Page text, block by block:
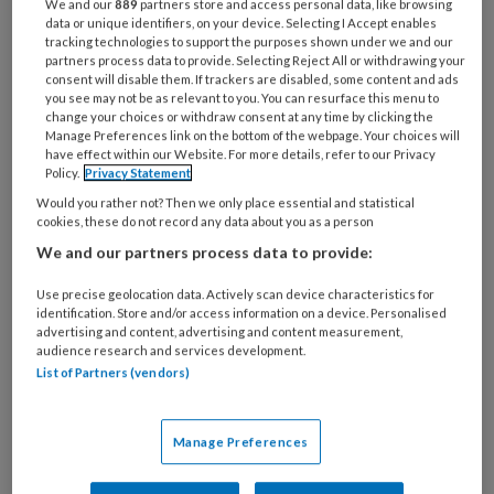
Ernstige parodontitis kan wijzen
op beginnende nierschade
verband gevonden tussen ernstige parodontitis,
een verminderde nierfunctie en albuminurie (te
veel van het eiwit albumine in de urine). Het
We and our889 partners store and access personal data, like browsing
data or unique identifiers, on your device. Selecting I Accept enables
tracking technologies to support the purposes shown under we and our
partners process data to provide. Selecting Reject All or withdrawing your
consent will disable them. If trackers are disabled, some content and ads
you see may not be as relevant to you. You can resurface this menu to
change your choices or withdraw consent at any time by clicking the
Manage Preferences link on the bottom of the webpage. Your choices will
have effect within our Website. For more details, refer to our Privacy
Policy. Privacy Statement
Would you rather not? Then we only place essential and statistical
cookies, these do not record any data about you as a person
We and our partners process data to provide:
Use precise geolocation data. Actively scan device characteristics for
identification. Store and/or access information on a device. Personalised
advertising and content, advertising and content measurement,
audience research and services development.
List of Partners (vendors)
Manage Preferences